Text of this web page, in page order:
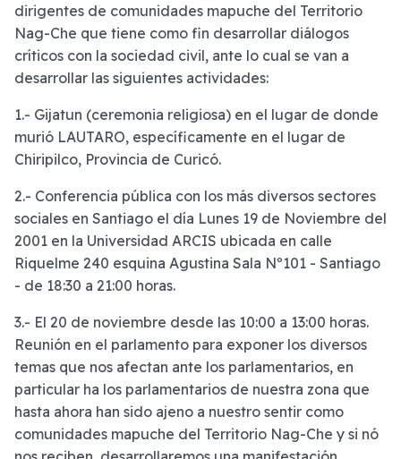
dirigentes de comunidades mapuche del Territorio
Nag-Che que tiene como fin desarrollar diálogos
críticos con la sociedad civil, ante lo cual se van a
desarrollar las siguientes actividades:
1.- Gijatun (ceremonia religiosa) en el lugar de donde
murió LAUTARO, específicamente en el lugar de
Chiripilco, Provincia de Curicó.
2.- Conferencia pública con los más diversos sectores
sociales en Santiago el día Lunes 19 de Noviembre del
2001 en la Universidad ARCIS ubicada en calle
Riquelme 240 esquina Agustina Sala Nº101 - Santiago
- de 18:30 a 21:00 horas.
3.- El 20 de noviembre desde las 10:00 a 13:00 horas.
Reunión en el parlamento para exponer los diversos
temas que nos afectan ante los parlamentarios, en
particular ha los parlamentarios de nuestra zona que
hasta ahora han sido ajeno a nuestro sentir como
comunidades mapuche del Territorio Nag-Che y si nó